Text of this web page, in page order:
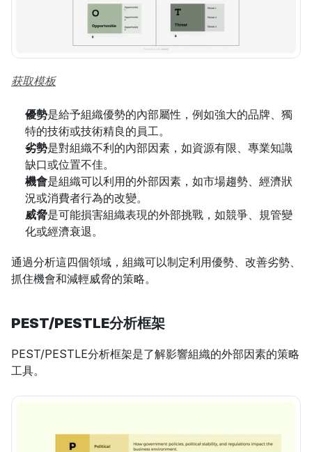
获取模板
優勢是給予組織優勢的內部屬性，例如強大的品牌、獨
特的技術或技術精良的員工。
劣勢是對組織不利的內部因素，如資源有限、專業知識
缺口或位置不佳。
機會是組織可以利用的外部因素，如市場趨勢、經濟狀
況或消費者行為的改變。
威脅是可能損害組織表現的外部挑戰，如競爭、規管變
化或經濟衰退。
通過分析這四個領域，組織可以制定利用優勢、改善劣勢、
抓住機會和減輕威脅的策略。
PEST/PESTLE分析框架
PEST/PESTLE分析框架是了解影響組織的外部因素的策略
工具。